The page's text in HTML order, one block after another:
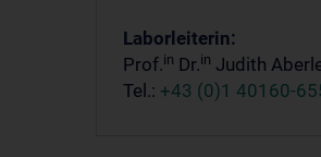
Laborleiterin:
Prof.in Dr.in Judith
Tel.: +43 (0)1 40160-